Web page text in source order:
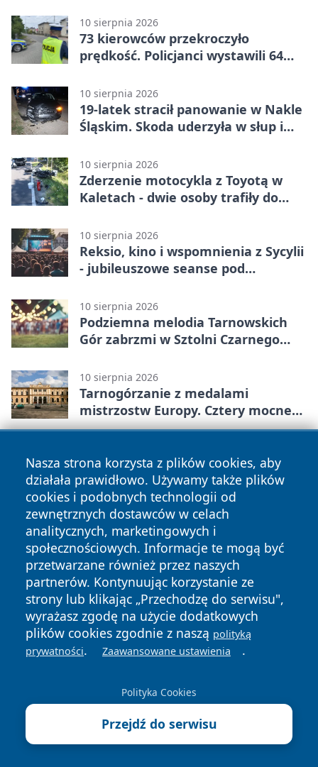
10 sierpnia 2026
73 kierowców przekroczyło
prędkość. Policjanci wystawili 64
10 sierpnia 2026
19-latek stracił panowanie w Nakle
Śląskim. Skoda uderzyła w słup i
10 sierpnia 2026
Zderzenie motocykla z Toyotą w
Kaletach - dwie osoby trafiły do
10 sierpnia 2026
Reksio, kino i wspomnienia z Sycylii
- jubileuszowe seanse pod
10 sierpnia 2026
Podziemna melodia Tarnowskich
Gór zabrzmi w Sztolni Czarnego
10 sierpnia 2026
Tarnogórzanie z medalami
mistrzostw Europy. Cztery mocne
starty
Wesele po śląsku w Kopienicy.
Chleb, sól i tradycja podczas
Kopienicafestu
8 sierpnia 2026
Apteki w Tarnowskich Górach -
godziny otwarcia, dyżury, apteka
całodobowa
8 sierpnia 2026
Apteki Kalety, powiat tarnogórski -
adresy, telefony, godziny otwarcia
8 sierpnia 2026
tarnogórski - adresy, telefony,
8 sierpnia 2026
Apteki Miasteczko Śląskie, powiat
Nasza strona korzysta z plików cookies, aby
działała prawidłowo. Używamy także plików
cookies i podobnych technologii od
zewnętrznych dostawców w celach
analitycznych, marketingowych i
społecznościowych. Informacje te mogą być
przetwarzane również przez naszych
partnerów. Kontynuując korzystanie ze
strony lub klikając „Przechodzę do serwisu",
wyrażasz zgodę na użycie dodatkowych
plików cookies zgodnie z naszą polityką
prywatności. Zaawansowane ustawienia .
Polityka Cookies
Przejdź do serwisu